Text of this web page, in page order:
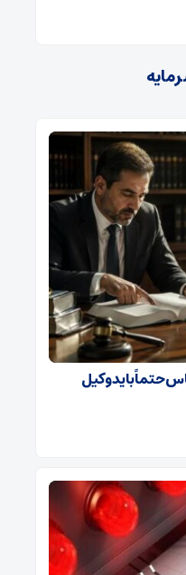
حتماً باید وکیل